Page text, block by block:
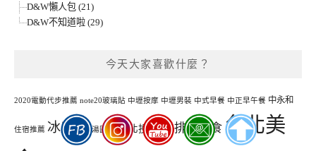
D&W懶人包 (21)
D&W不知道啦 (29)
今天大家喜歡什麼？
2020電動代步推薦 note20玻璃貼 中壢按摩 中壢男裝 中式早餐 中正早午餐 中永和
住宿推薦 冰店 冰火湯圓 割包 北投 台北排隊美食 台北美